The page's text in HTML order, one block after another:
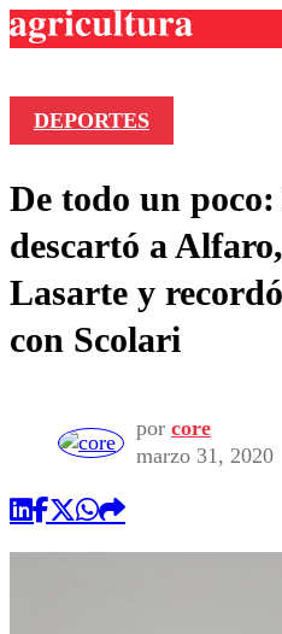
Frecuencias
Agricultura TV
Deportes
Colo Colo
Motor
Torneo
Torneo
Entretención
Noticias
Internacional
Nacional
Vida Social
Programas
Comercial
DEPORTES
De todo un
descartó a
Lasarte y
con Scolari
por core
marzo 31, 2020